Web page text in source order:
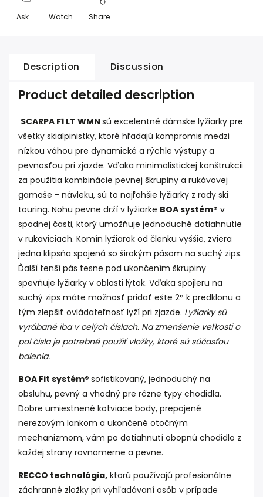
Ask Watch Share
Description Discussion
Product detailed description
SCARPA F1 LT WMN sú excelentné dámske lyžiarky pre
všetky skialpinistky, ktoré hľadajú kompromis medzi
nízkou váhou pre dynamické a rýchle výstupy a
pevnosťou pri zjazde. Vďaka minimalistickej konštrukcii
za použitia kombinácie pevnej škrupiny a rukávovej
gamaše - návleku, sú to najľahšie lyžiarky z rady ski
touring. Nohu pevne drží v lyžiarke BOA systém® v
spodnej časti, ktorý umožňuje jednoduché dotiahnutie
v rukaviciach. Komín lyžiarok od členku vyššie, zviera
jedna klipsňa spojená so širokým pásom na suchý zips.
Ďalší tenší pás tesne pod ukončením škrupiny
spevňuje lyžiarky v oblasti lýtok. Vďaka spojleru na
suchý zips máte možnosť pridať ešte 2° k predklonu a
tým zlepšiť ovládateľnosť lyží pri zjazde. Lyžiarky sú
vyrábané iba v celých číslach. Na zmenšenie veľkosti o
pol čísla je potrebné použiť vložky, ktoré sú súčasťou
balenia.
BOA Fit systém® sofistikovaný, jednoduchý na
obsluhu, pevný a vhodný pre rôzne typy chodidla.
Dobre umiestnené kotviace body, prepojené
nerezovým lankom a ukončené otočným
mechanizmom, vám po dotiahnutí obopnú chodidlo z
každej strany rovnomerne a pevne.
RECCO technológia, ktorú používajú profesionálne
záchranné zložky pri vyhľadávaní osôb v prípade